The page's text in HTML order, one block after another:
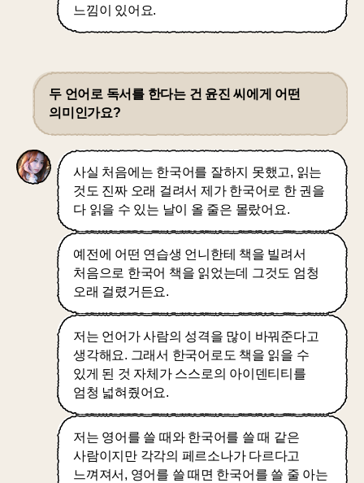
느낌이 있어요.
두 언어로 독서를 한다는 건 윤진 씨에게 어떤
의미인가요?
사실 처음에는 한국어를 잘하지 못했고, 읽는
것도 진짜 오래 걸려서 제가 한국어로 한 권을
다 읽을 수 있는 날이 올 줄은 몰랐어요.
예전에 어떤 연습생 언니한테 책을 빌려서
처음으로 한국어 책을 읽었는데 그것도 엄청
오래 걸렸거든요.
저는 언어가 사람의 성격을 많이 바꿔준다고
생각해요. 그래서 한국어로도 책을 읽을 수
있게 된 것 자체가 스스로의 아이덴티티를
엄청 넓혀줬어요.
저는 영어를 쓸 때와 한국어를 쓸 때 같은
사람이지만 각각의 페르소나가 다르다고
느껴져서, 영어를 쓸 때면 한국어를 쓸 줄 아는